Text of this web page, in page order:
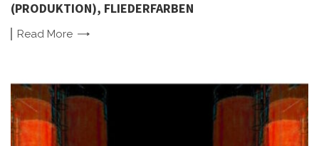
(PRODUKTION), FLIEDERFARBEN
Read More